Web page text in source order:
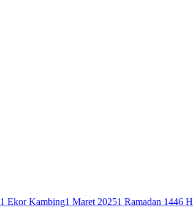
1 Ekor Kambing1 Maret 20251 Ramadan 1446 H